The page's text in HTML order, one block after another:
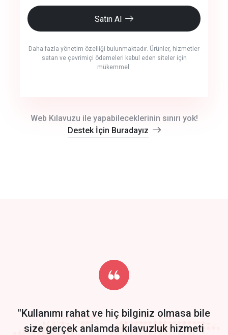
Satın Al
Daha fazla yönetim özelliği bulunmaktadır. Ürünler, hizmetler
satan ve çevrimiçi ödemeleri kabul eden siteler için
mükemmel.
Start by trying our service for 30 days free trial no credit card
required.
Web Kılavuzu ile yapabileceklerinin sınırı yok!
Destek İçin Buradayız
"Kullanımı rahat ve hiç bilginiz olmasa bile
size gerçek anlamda kılavuzluk hizmeti